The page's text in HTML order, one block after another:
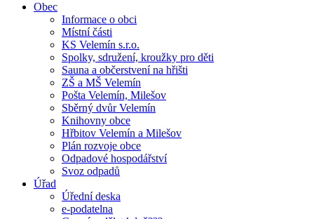
Obec
Informace o obci
Místní části
KS Velemín s.r.o.
Spolky, sdružení, kroužky pro děti
Sauna a občerstvení na hřišti
ZŠ a MŠ Velemín
Pošta Velemín, Milešov
Sběrný dvůr Velemín
Knihovny obce
Hřbitov Velemín a Milešov
Plán rozvoje obce
Odpadové hospodářství
Svoz odpadů
Úřad
Úřední deska
e-podatelna